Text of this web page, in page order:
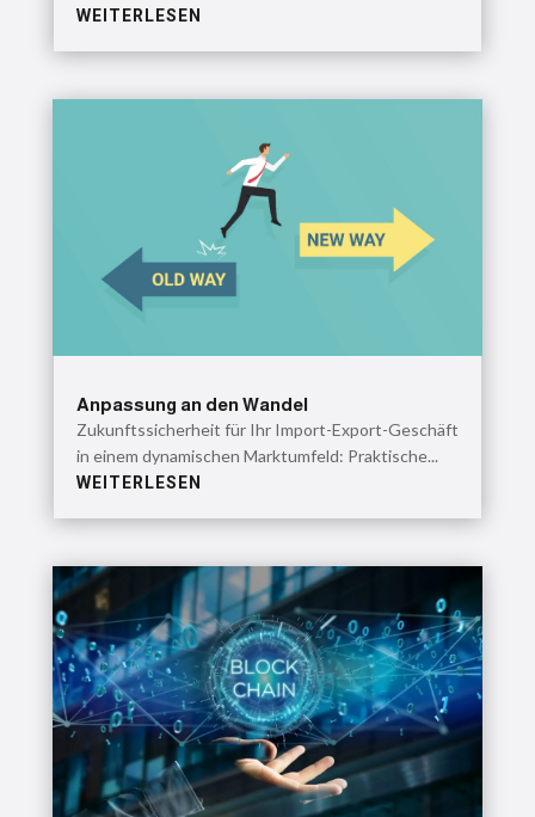
WEITERLESEN
Anpassung an den Wandel
Zukunftssicherheit für Ihr Import-Export-Geschäft
in einem dynamischen Marktumfeld: Praktische...
WEITERLESEN